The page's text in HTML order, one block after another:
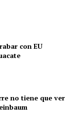
con EU
no tiene que ver